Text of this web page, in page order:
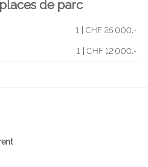
de parc
1 | CHF 25'000.-
1 | CHF 12'000.-